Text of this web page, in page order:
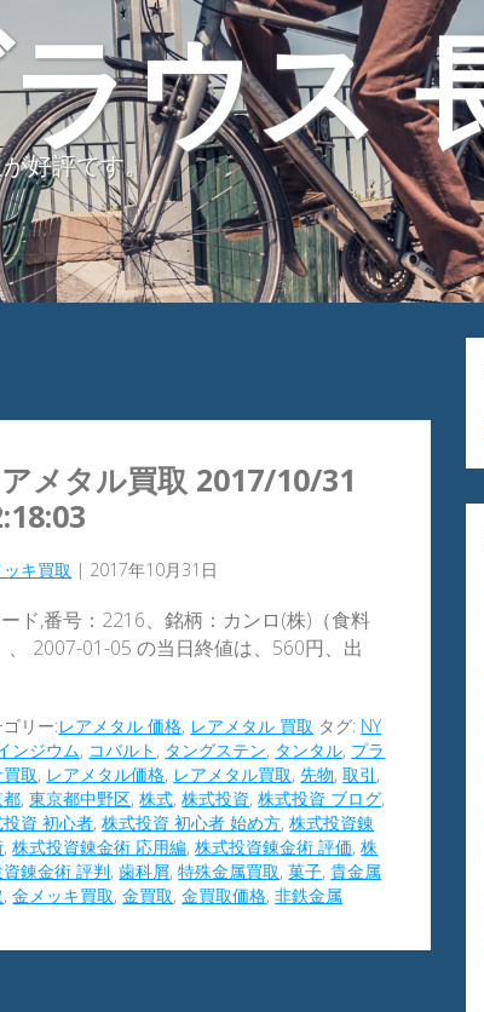
ウス
好評です。
メタル買取 2017/10/31
キ買取 | 2017年10月31日
ード,番号：2216、銘柄：カンロ(株)（食料
、 2007-01-05 の当日終値は、560円、出
ゴリー:レアメタル 価格, レアメタル 買取 タグ: NY
ンジウム, コバルト , タングステン, タンタル, プラ
取, レアメタル価格, レアメタル買取,先物,取引 ,
,東京都中野区,株式,株式投資,株式投資 ブログ,
資 初心者,株式投資 初心者 始め方,株式投資錬
,株式投資錬金術 応用編,株式投資錬金術 評価,株
錬金術 評判,歯科屑,特殊金属買取,菓子,貴金属
,金メッキ買取,金買取,金買取価格,非鉄金属